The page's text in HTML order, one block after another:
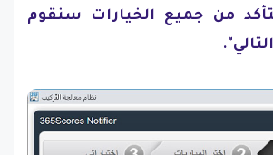
من جميع الخيارات سنقوم